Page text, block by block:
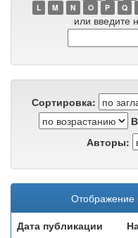
L
M N O P Q
или введите
Сортировка:
Авторы:
Отображение
Дата публикации